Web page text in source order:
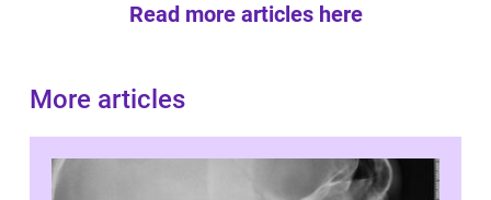
Read more articles here
More articles